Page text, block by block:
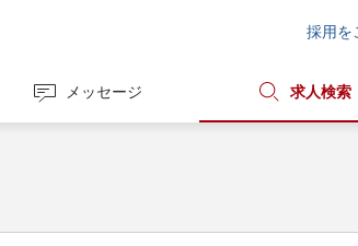
採用を
メッセージ 求人検索